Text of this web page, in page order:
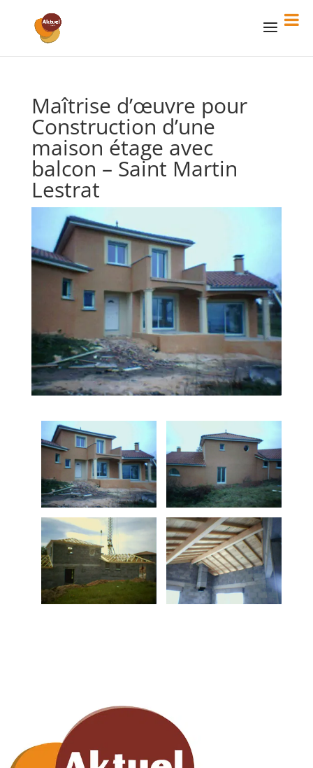
Maîtrise d’œuvre pour
Construction d’une
maison étage avec
balcon – Saint Martin
Lestrat